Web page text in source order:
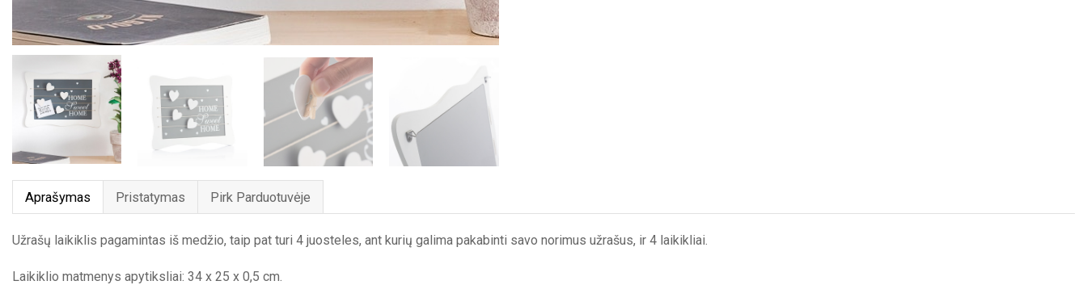
Aprašymas Pristatymas Pirk Parduotuvėje
Užrašų laikiklis pagamintas iš medžio, taip pat turi 4 juosteles, ant kurių galima pakabinti savo norimus užrašus, ir 4 laikikliai.
Laikiklio matmenys apytiksliai: 34 x 25 x 0,5 cm.